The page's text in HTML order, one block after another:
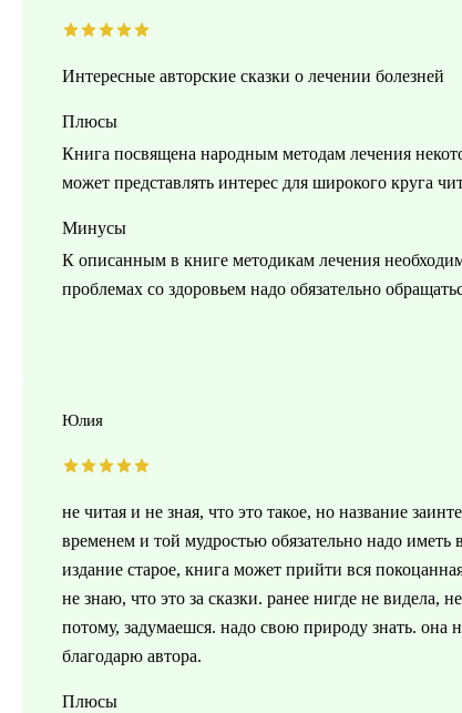
Интересные авторские сказки о лечении болезней
Плюсы
Книга посвящена народным методам лечения
может представлять интерес для широкого круга
Минусы
К описанным в книге методикам лечения
проблемах со здоровьем надо обязательно
Юлия
не читая и не зная, что это такое, но название
временем и той мудростью обязательно надо иметь
издание старое, книга может прийти вся
не знаю, что это за сказки. ранее нигде не
потому, задумаешся. надо свою природу знать. она
благодарю автора.
Плюсы